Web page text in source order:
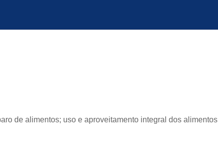
de alimentos; uso e aproveitamento integral dos alimentos